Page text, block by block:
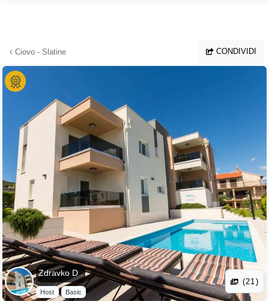
Ciovo - Slatine CONDIVIDI
Zdravko D .
Host Basic
(21)